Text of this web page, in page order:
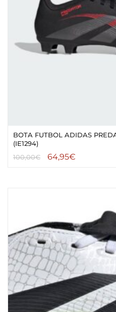
BOTA FUTBOL ADIDAS
(IE1294)
100,00€ 64,95€